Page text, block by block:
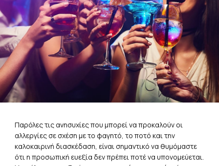
Παρόλες τις ανησυχίες που μπορεί να προκαλούν οι
ότι η προσωπική ευεξία δεν πρέπει ποτέ να υπονομεύεται.
Η απόλαυση της ζωής και των μικρών της χαρών, όπως
ένα γεύμα με αγαπημένα πρόσωπα ή η χαρά του να
βρεθείς δίπλα στο κύμα, είναι δικαίωμα όλων. Με λίγη